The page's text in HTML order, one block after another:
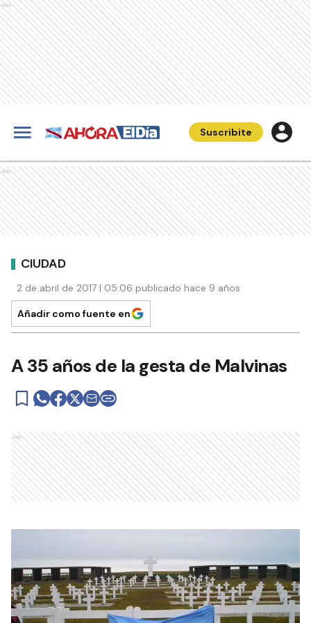
Ads
Suscribite
Ads
CIUDAD
2 de abril de 2017 | 05:06 publicado hace 9 años
Añadir como fuente en
A 35 años de la gesta de Malvinas
Ads